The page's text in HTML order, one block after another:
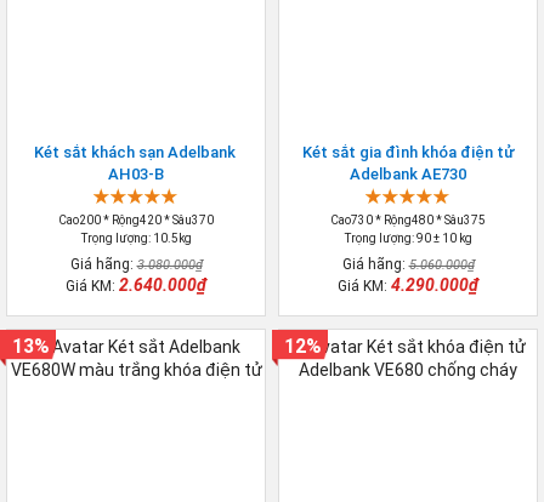
Két sắt khách sạn Adelbank
AH03-B
Cao200 * Rộng420 * Sâu370
Trọng lượng: 10.5kg
Giá hãng:3.080.000₫
Giá KM: 2.640.000₫
Két sắt gia đình khóa điện tử
Adelbank AE730
Cao730 * Rộng480 * Sâu375
Trọng lượng: 90 ± 10 kg
Giá hãng:5.060.000₫
Giá KM: 4.290.000₫
13% 12%